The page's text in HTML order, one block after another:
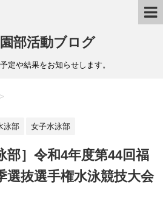
部活動ブログ
定や結果をお知らせします。
>
泳部 女子水泳部
部］令和4年度第44回福
選抜選手権水泳競技大会